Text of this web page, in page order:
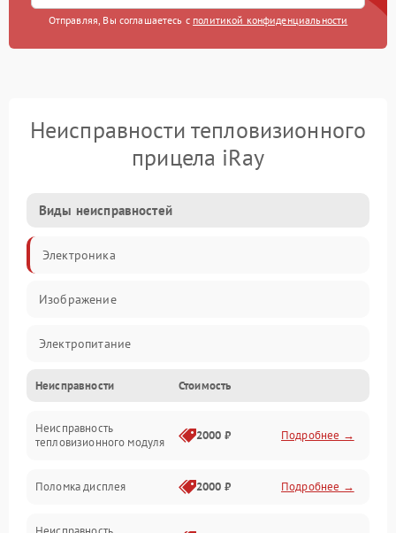
Отправляя, Вы соглашаетесь с политикой конфиденциальности
Неисправности тепловизионного
прицела iRay
Виды неисправностей
Электроника
Изображение
Электропитание
Измерения
Матрица
Неисправности Стоимость
Неисправность
тепловизионного модуля
2000 ₽ Подробнее →
Поломка дисплея 2000 ₽ Подробнее →